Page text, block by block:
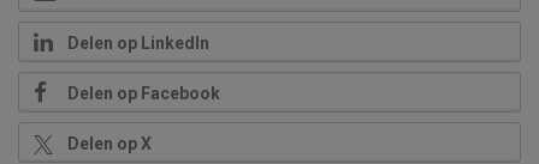
Delen op LinkedIn
Delen op Facebook
Delen op X